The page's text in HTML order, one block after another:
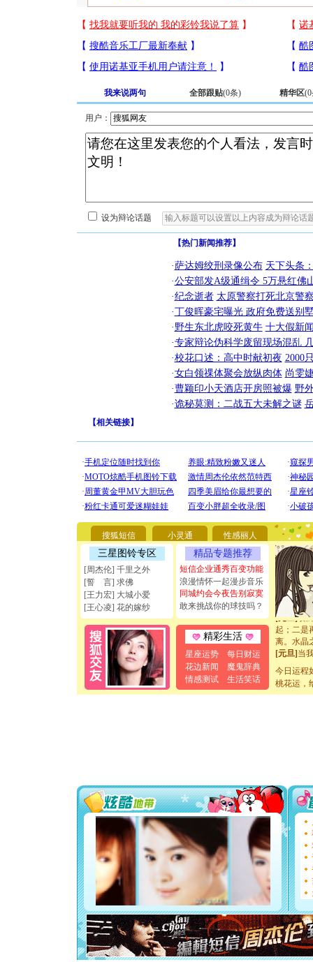
我来说两句 全部跟贴(0条) 精华区(0
用户：
设为辩论话题
【热门新闻推荐】
·萨达姆绞刑录像公布 天下头条
·公安部发A级通缉令 5万悬红佛
·纪念逝者 太原警察打死北京警
·丁俊晖豪宅曝光 政府免费送别
·野生东北虎咬死黄牛 十大假新
·专家辩论伪科学废留现场混乱
·校花口述：高中时献初夜 2000
·女白领祼体聚会放纵肉体 尚雯
·曹颖印小天酒店开房照被爆 野
·诡秘莫测：二战五大未解之谜
【相关链接】
搜狐短信 小灵通 性感丽人
三星图铃专区
[周杰伦] 千里之外
[誓 言] 求佛
[王力宏] 大城小爱
[王心凌] 花的嫁纱
精品专题推荐
短信企业通秀百变功能
浪漫情怀一起漫步音乐
同城约会今夜告别寂寞
敢来挑战你的球技吗？
精彩生活
星座运势
每日财运
花边新闻
魔鬼辞典
情感测试
生活笑话
[圣诞节]
你太多
要平安
能正大光
天都要快
[圣诞节]
如意,快
[元旦]看
断电。
你是我专
[元旦]如
起；二是
离。水晶
[元旦] 当
泣，这痛
卖了。水
[春节]风
颜！冬去
[圣诞节]
能正大
天都要快
[圣诞节]
如意,快
[元旦]
看
断电。
你是我
[元旦]
如
起；二
离。水晶
[元旦]当
泣，这痛
卖了。水
[春节]风
今日运程
桃花运，